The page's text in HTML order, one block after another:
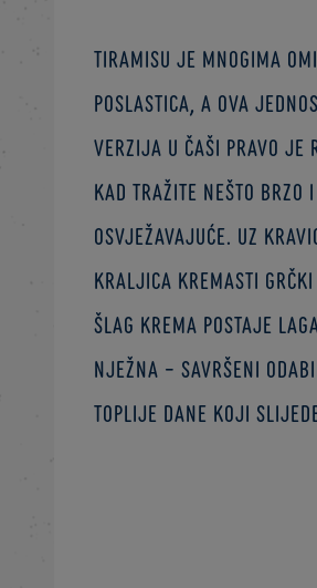
Tiramisu je mnogima
poslastica, a ova
verzija u čaši pravo je
kad tražite nešto brzo i
osvježavajuće. Uz
Kraljica kremasti
šlag krema postaje
nježna – savršeni
toplije dane koji